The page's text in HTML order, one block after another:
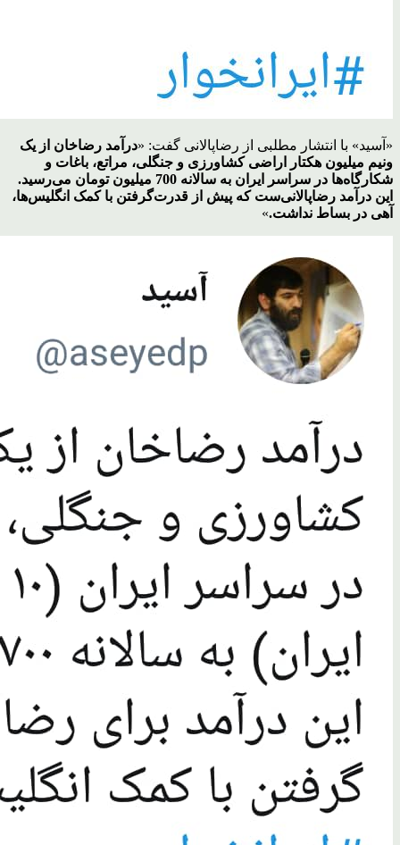
«آسید» با انتشار مطلبی از رضاپالانی گفت: «درآمد رضاخان از یک
ونیم میلیون هکتار اراضی کشاورزی و جنگلی، مراتع، باغات و
شکارگاه‌ها در سراسر ایران به سالانه 700 میلیون تومان می‌رسید.
این درآمد رضاپالانی‌ست که پیش از قدرت‌گرفتن با کمک‌ انگلیس‌ها،
آهی در بساط نداشت.»